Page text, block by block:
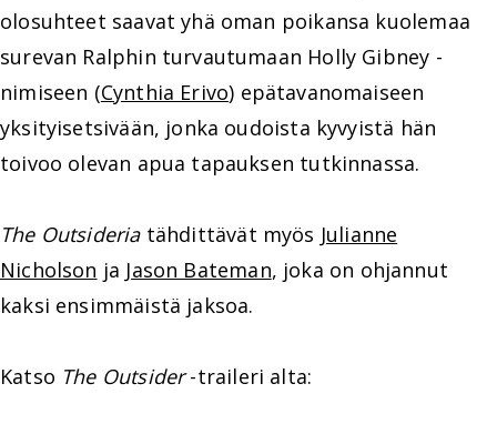
olosuhteet saavat yhä oman poikansa kuolemaa
surevan Ralphin turvautumaan Holly Gibney -
nimiseen (Cynthia Erivo) epätavanomaiseen
yksityisetsivään, jonka oudoista kyvyistä hän
toivoo olevan apua tapauksen tutkinnassa.
The Outsideriatähdittävät myös Julianne
Nicholson ja Jason Bateman, joka on ohjannut
kaksi ensimmäistä jaksoa.
Katso The Outsider-traileri alta: